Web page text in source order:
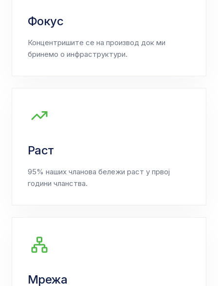
Фокус
Концентришите се на производ док ми
бринемо о инфраструктури.
Раст
95% наших чланова бележи раст у првој
години чланства.
Мрежа